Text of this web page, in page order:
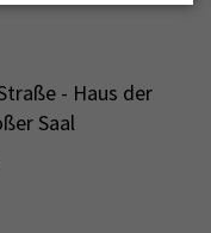
- Haus der
Saal